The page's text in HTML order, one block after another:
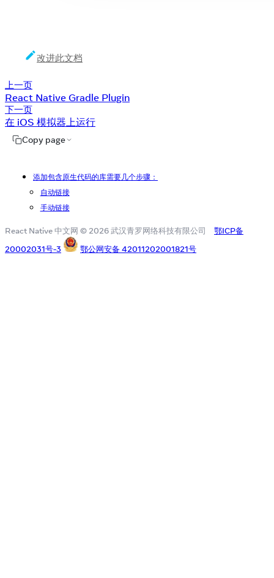
改进此文档
上一页
React Native Gradle Plugin
下一页
在 iOS 模拟器上运行
Copy page
添加包含原生代码的库需要几个步骤：
自动链接
手动链接
React Native 中文网 © 2026 武汉青罗网络科技有限公司
鄂ICP备
20002031号-3
鄂公网安备 42011202001821号